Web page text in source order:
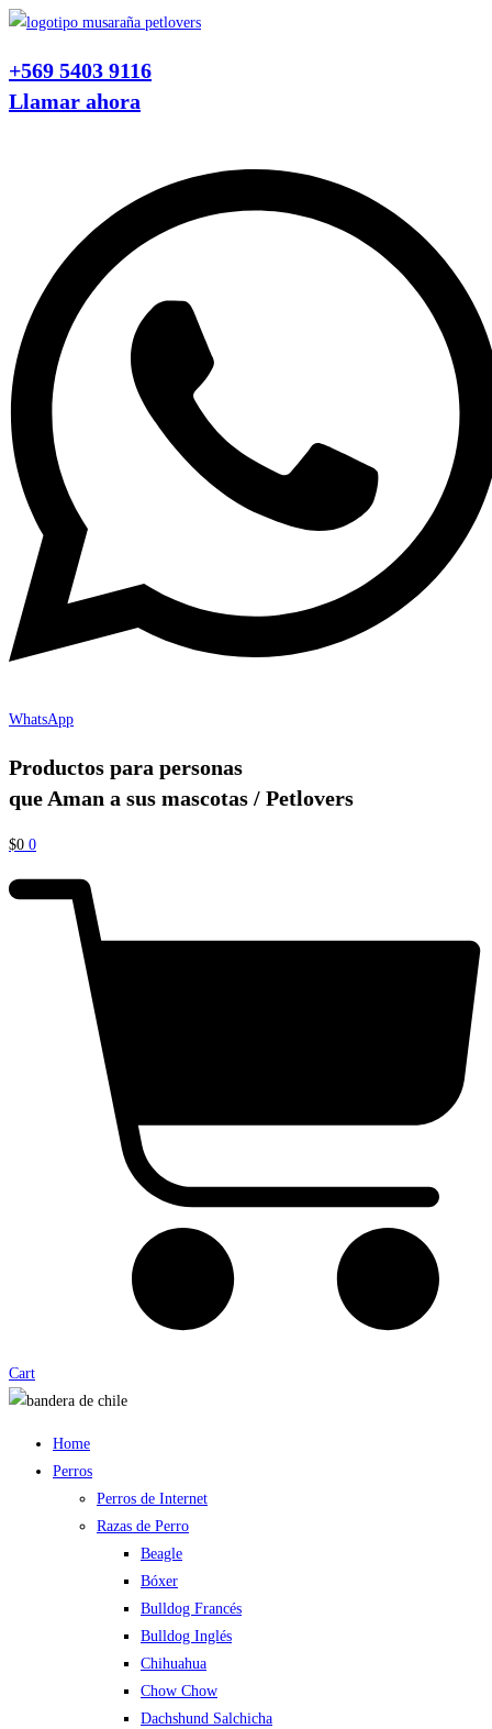
Ir
contenido
+569 5403 9116
Llamar ahora
WhatsApp
Productos para personas
que Aman a sus mascotas / Petlovers
$0 0
Cart
Home
Perros
Perros de Internet
Razas de Perro
Beagle
Bóxer
Bulldog Francés
Bulldog Inglés
Chihuahua
Chow Chow
Dachshund Salchicha